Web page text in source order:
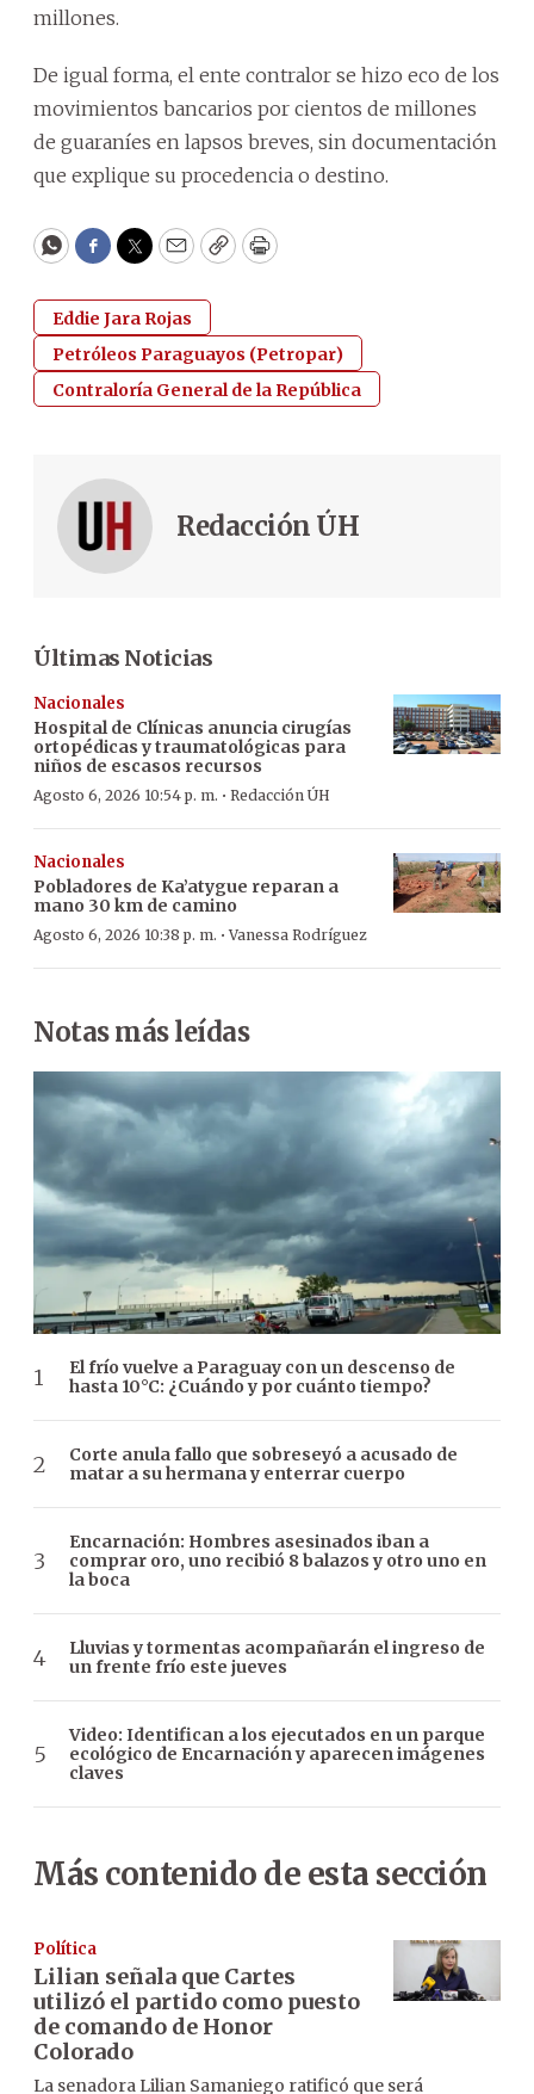
millones.
De igual forma, el ente contralor se hizo eco de los
movimientos bancarios por cientos de millones
de guaraníes en lapsos breves, sin documentación
que explique su procedencia o destino.
WhatsApp
Facebook
Twitter
EmailCopyPrint
Eddie Jara Rojas
Petróleos Paraguayos (Petropar)
Contraloría General de la República
Redacción ÚH
Últimas Noticias
Nacionales
Hospital de Clínicas anuncia cirugías
ortopédicas y traumatológicas para
niños de escasos recursos
Agosto 6, 2026 10:54 p. m. · Redacción ÚH
Nacionales
Pobladores de Ka’atygue reparan a
mano 30 km de camino
Agosto 6, 2026 10:38 p. m. ·Vanessa Rodríguez
Notas más leídas
El frío vuelve a Paraguay con un descenso de
hasta 10°C: ¿Cuándo y por cuánto tiempo?
Corte anula fallo que sobreseyó a acusado de
matar a su hermana y enterrar cuerpo
Encarnación: Hombres asesinados iban a
comprar oro, uno recibió 8 balazos y otro uno en
la boca
Lluvias y tormentas acompañarán el ingreso de
un frente frío este jueves
Video: Identifican a los ejecutados en un parque
ecológico de Encarnación y aparecen imágenes
claves
Más contenido de esta sección
Política
Lilian señala que Cartes
utilizó el partido como puesto
de comando de Honor
Colorado
La senadora Lilian Samaniego ratificó que será